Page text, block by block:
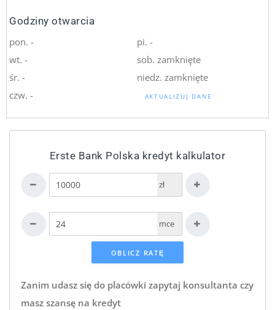
Godziny otwarcia
pon. -
wt. -
śr. -
czw. -
pi. -
sob. zamknięte
niedz. zamknięte
AKTUALIZUJ DANE
Erste Bank Polska kredyt kalkulator
zł
mce
Zanim udasz się do placówki zapytaj konsultanta czy
masz szansę na kredyt